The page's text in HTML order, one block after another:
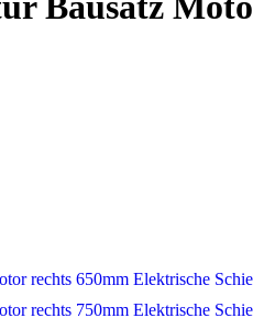
Elektrische
Elektrische